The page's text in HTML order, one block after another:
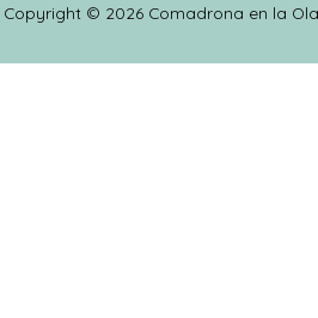
Copyright © 2026 Comadrona en la